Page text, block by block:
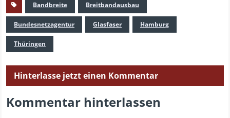
Bandbreite Breitbandausbau
Bundesnetzagentur Glasfaser Hamburg
Thüringen
Hinterlasse jetzt einen Kommentar
Kommentar hinterlassen